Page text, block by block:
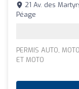
21 Av. des
Péage
PERMIS AUTO,
ET MOTO